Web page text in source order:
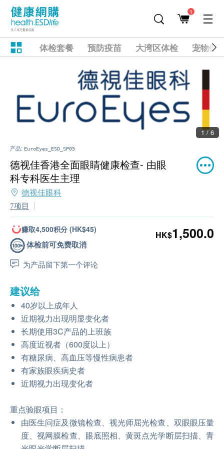
1
体检套餐 预防疫苗 大湾区体检 宠物健
1 / 6
产品: EuroEyes_ESD_SP05
德视佳香港全面眼睛健康检查- 由眼
科专科医生主理
德视佳眼科
7项目
赚取4,500积分 (HK$45)
体检前可免费取消
为产品留下第一个评论
HK$1,500.0
建议给
40岁以上成年人
近期视力出现明显变化者
长期使用3C产品的上班族
高度近视者（600度以上）
有糖尿病、高血压等慢性病患者
有家族眼疾病史者
近期视力出现变化者
重点验眼项目：
由医生问症及微镜检查、视光师屈光检查、双眼眼压量
度、视网膜检查、眼底照相、黄斑点光学断层扫描、青